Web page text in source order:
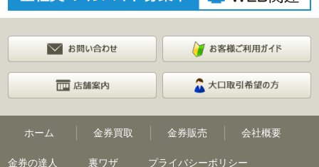
ホーム 金券買取 金券販売 会社概要
金券の達人 裏ワザ プライバシーポリシー